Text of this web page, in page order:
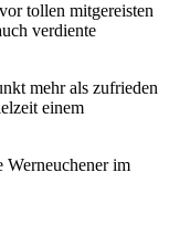
tollen mitgereisten
verdiente
mehr als zufrieden
einem
im